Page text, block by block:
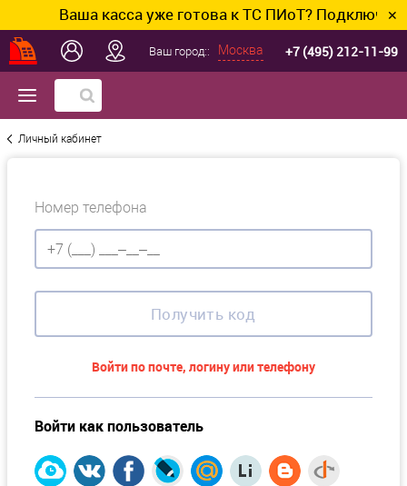
Ваша касса уже готова к ТС ПИоТ? Подключим✕
Ваш город:: Москва +7 (495) 212-11-99
Личный кабинет
Номер телефона
Получить код
Войти по почте, логину или телефону
Войти как пользователь